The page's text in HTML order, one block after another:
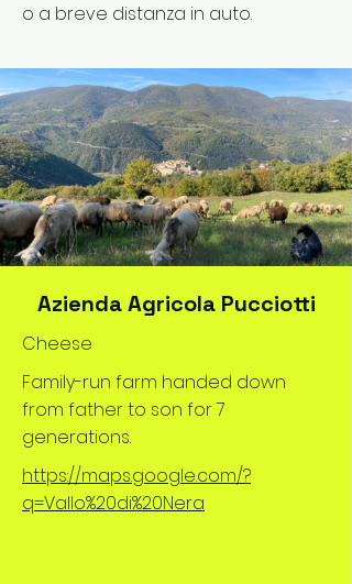
o a breve distanza in auto.
Azienda Agricola Pucciotti
Cheese
Family-run farm handed down
from father to son for 7
generations.
https://maps.google.com/?
q=Vallo%20di%20Nera